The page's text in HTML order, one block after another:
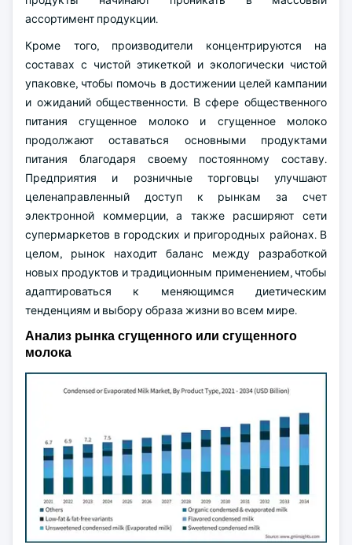
ассортимент продукции.
Кроме того, производители концентрируются на
составах с чистой этикеткой и экологически чистой
упаковке, чтобы помочь в достижении целей кампании
и ожиданий общественности. В сфере общественного
питания сгущенное молоко и сгущенное молоко
продолжают оставаться основными продуктами
питания благодаря своему постоянному составу.
Предприятия и розничные торговцы улучшают
целенаправленный доступ к рынкам за счет
электронной коммерции, а также расширяют сети
супермаркетов в городских и пригородных районах. В
целом, рынок находит баланс между разработкой
новых продуктов и традиционным применением, чтобы
адаптироваться к меняющимся диетическим
тенденциям и выбору образа жизни во всем мире.
Анализ рынка сгущенного или сгущенного
молока